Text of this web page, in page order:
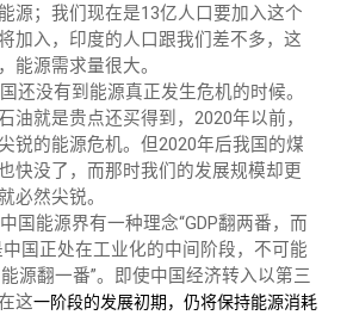
源；我们现在是13亿人口要加入这个
加入，印度的人口跟我们差不多，这
能源需求量很大。
还没有到能源真正发生危机的时候。
油就是贵点还买得到，2020年以前，
锐的能源危机。但2020年后我国的煤
快没了，而那时我们的发展规模却更
必然尖锐。
国能源界有一种理念“GDP翻两番，而
国正处在工业化的中间阶段，不可能
源翻一番”。即使中国经济转入以第三
这一阶段的发展初期，仍将保持能源消耗